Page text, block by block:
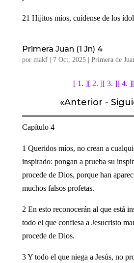
21 Hijitos míos, cuídense de los
Primera Juan (1 Jn) 4
por makf| 7 Oct, 2025| Primera de
[ 1. ][ 2. ][ 3. ][ 4. ]
«Anterior -
Capítulo 4
1 Queridos míos, no crean a
inspirado: pongan a prueba su
procede de Dios, porque han
muchos falsos profetas.
2 En esto reconocerán al que está
todo el que confiesa a Jesucristo
procede de Dios.
3 Y todo el que niega a Jesús, no